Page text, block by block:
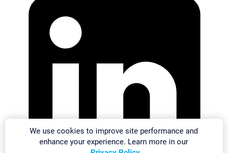
We use cookies to improve site performance and
enhance your experience. Learn more in our